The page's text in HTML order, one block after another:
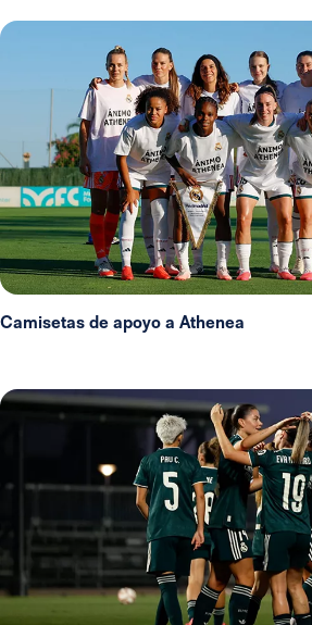
Camisetas de apoyo a Athenea